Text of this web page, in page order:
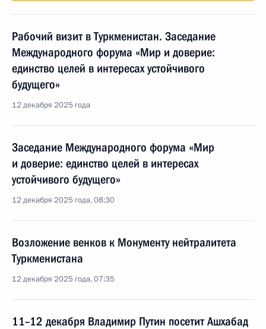
Рабочий визит в Туркменистан. Заседание
Международного форума «Мир и доверие:
единство целей в интересах устойчивого
будущего»
12 декабря 2025 года
Заседание Международного форума «Мир
и доверие: единство целей в интересах
устойчивого будущего»
12 декабря 2025 года, 08:30
Возложение венков к Монументу нейтралитета
Туркменистана
12 декабря 2025 года, 07:35
11–12 декабря Владимир Путин посетит Ашхабад